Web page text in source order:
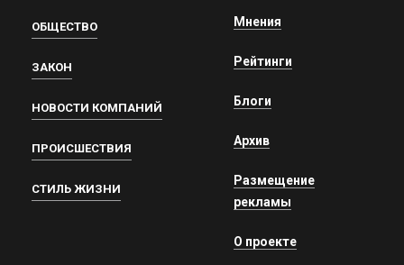
ОБЩЕСТВО
ЗАКОН
НОВОСТИ КОМПАНИЙ
ПРОИСШЕСТВИЯ
СТИЛЬ ЖИЗНИ
Мнения
Рейтинги
Блоги
Архив
Размещение
рекламы
О проекте